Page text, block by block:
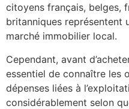
citoyens français, belges,
britanniques représentent
marché immobilier local.
Cependant, avant
essentiel de connaître les
dépenses liées à
considérablement selon